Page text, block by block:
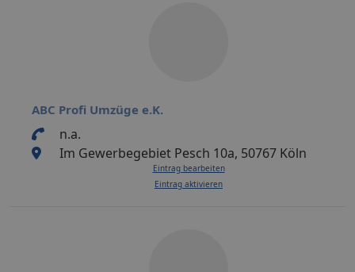
ABC Profi Umzüge e.K.
n.a.
Im Gewerbegebiet Pesch 10a, 50767 Köln
Eintrag bearbeiten
Eintrag aktivieren